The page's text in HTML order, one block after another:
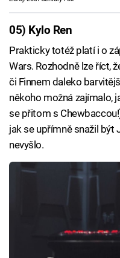
05) Kylo Ren
Prakticky totéž platí i o
Wars. Rozhodně lze říct,
či Finnem daleko
někoho možná zajímalo,
se přitom s
jak se upřímně snažil být
nevyšlo.